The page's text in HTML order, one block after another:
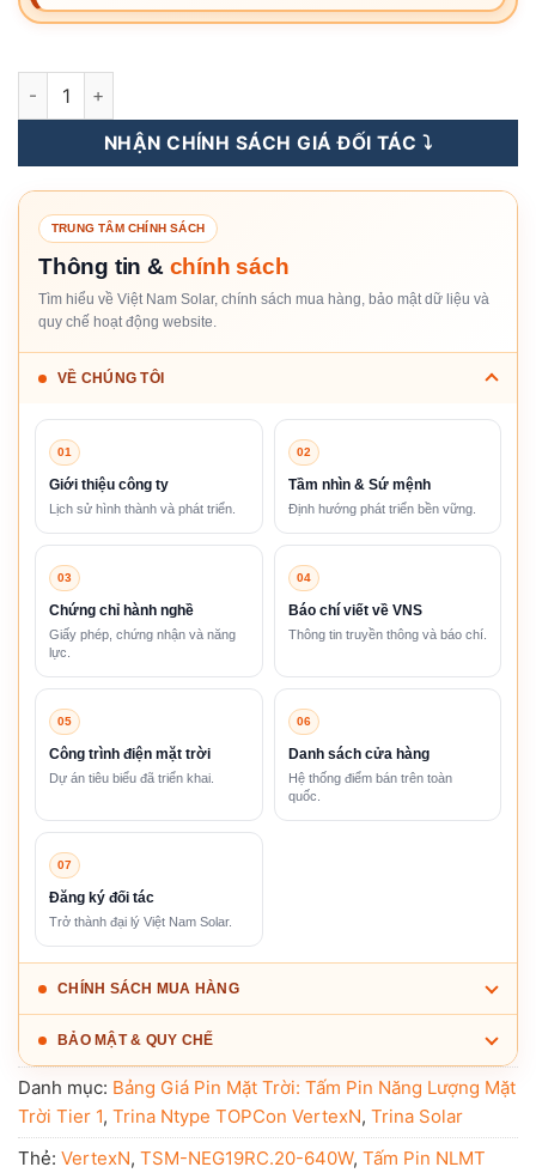
TSM-NEG19RC.20-640W - Tấm Pin NLMT Trina Solar
NHẬN CHÍNH SÁCH GIÁ ĐỐI TÁC ⤵️
TRUNG TÂM CHÍNH SÁCH
Thông tin & chính sách
Tìm hiểu về Việt Nam Solar, chính sách mua hàng, bảo mật dữ liệu và
quy chế hoạt động website.
VỀ CHÚNG TÔI
01
Giới thiệu công ty
Lịch sử hình thành và phát triển.
02
Tầm nhìn & Sứ mệnh
Định hướng phát triển bền vững.
03
Chứng chỉ hành nghề
Giấy phép, chứng nhận và năng
lực.
04
Báo chí viết về VNS
Thông tin truyền thông và báo chí.
05
Công trình điện mặt trời
Dự án tiêu biểu đã triển khai.
06
Danh sách cửa hàng
Hệ thống điểm bán trên toàn
quốc.
07
Đăng ký đối tác
Trở thành đại lý Việt Nam Solar.
CHÍNH SÁCH MUA HÀNG
BẢO MẬT & QUY CHẾ
Danh mục: Bảng Giá Pin Mặt Trời: Tấm Pin Năng Lượng Mặt
Trời Tier 1, Trina Ntype TOPCon VertexN, Trina Solar
Thẻ: VertexN, TSM-NEG19RC.20-640W, Tấm Pin NLMT